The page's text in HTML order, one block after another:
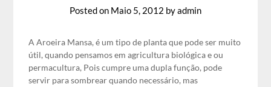
Posted on Maio 5, 2012 byadmin
A Aroeira Mansa, é um tipo de planta que pode ser muito
útil, quando pensamos em agricultura biológica e ou
permacultura, Pois cumpre uma dupla função, pode
servir para sombrear quando necessário, mas